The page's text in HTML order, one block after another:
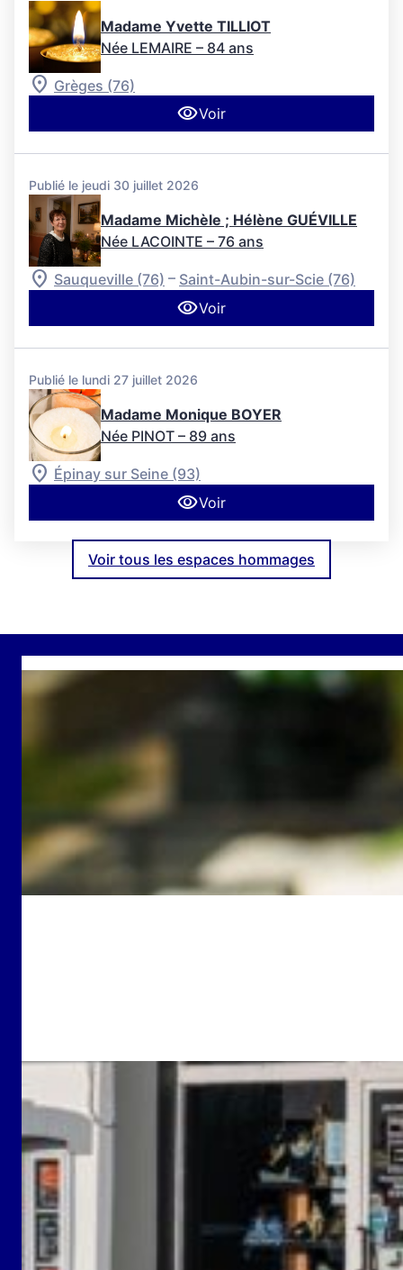
Madame Yvette TILLIOT
Née LEMAIRE – 84 ans
Grèges (76)
Voir
Publié le jeudi 30 juillet 2026
Madame Michèle ; Hélène GUÉVILLE
Née LACOINTE – 76 ans
Sauqueville (76) – Saint-Aubin-sur-Scie (76)
Voir
Publié le lundi 27 juillet 2026
Madame Monique BOYER
Née PINOT – 89 ans
Épinay sur Seine (93)
Voir
Voir tous les espaces hommages